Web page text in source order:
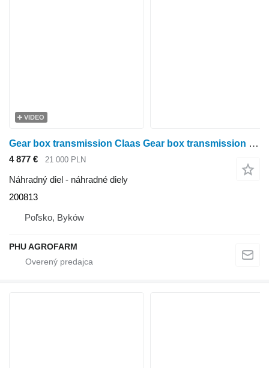
VIDEO
Gear box transmission Claas Gear box transmission Claas Arion 620 200813 na kolesového traktora Claas Arion 620
4 877 € 21 000 PLN
Náhradný diel - náhradné diely
200813
Poľsko, Byków
PHU AGROFARM